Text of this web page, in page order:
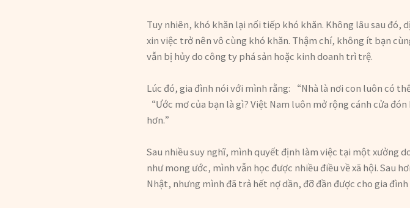
Tuy nhiên, khó khăn lại nối tiếp khó khăn. Không lâu sau đó,
xin việc trở nên vô cùng khó khăn. Thậm chí, không ít bạn
vẫn bị hủy do công ty phá sản hoặc kinh doanh trì trệ.
Lúc đó, gia đình nói với mình rằng: “Nhà là nơi con luôn có
“Ước mơ của bạn là gì? Việt Nam luôn mở rộng cánh cửa
hơn.”
Sau nhiều suy nghĩ, mình quyết định làm việc tại một xưởng
như mong ước, mình vẫn học được nhiều điều về xã hội. Sau
Nhật, nhưng mình đã trả hết nợ dần, đỡ đần được cho gia đình